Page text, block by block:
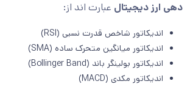
دهی ارز‌ دیجیتال عبارت اند از:
اندیکاتور شاخص قدرت نسبی (RSI)
اندیکاتور میانگین متحرک ساده (SMA)
اندیکاتور بولینگر باند (Bollinger Band)
اندیکاتور مکدی (MACD)